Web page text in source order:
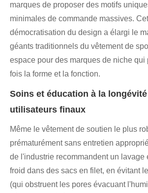
marques de proposer des motifs
minimales de commande massives.
démocratisation du design a élargi le
géants traditionnels du vêtement de
espace pour des marques de niche qui
fois la forme et la fonction.
Soins et éducation à la
utilisateurs finaux
Même le vêtement de soutien le plus
prématurément sans entretien
de l'industrie recommandent un lavage
froid dans des sacs en filet, en évitant
(qui obstruent les pores évacuant